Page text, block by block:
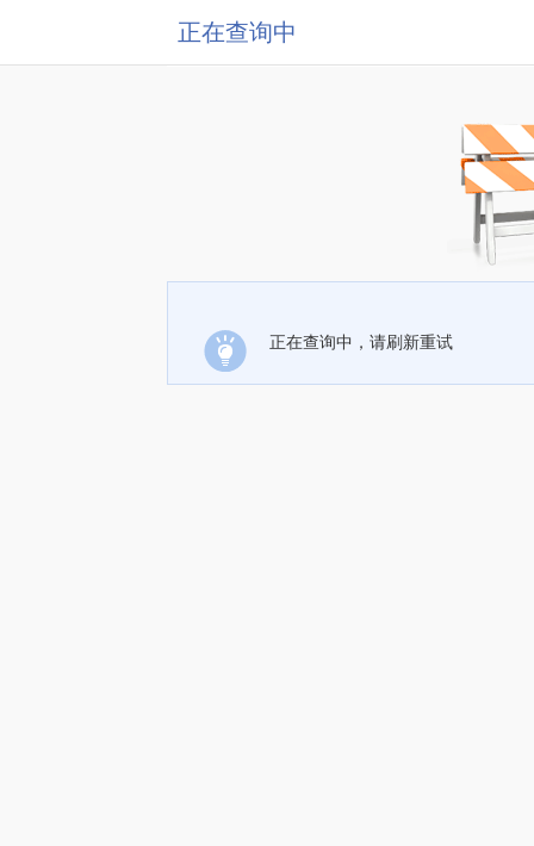
正在查询中
正在查询中，请刷新重试